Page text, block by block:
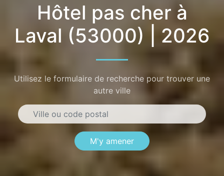
Hôtel pas cher à
Laval (53000) | 2026
Utilisez le formulaire de recherche pour trouver une
autre ville
M'y amener